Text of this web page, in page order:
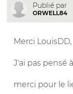
Publié par
ORWELL84
Merci LouisDD,
J'ai pas pensé
merci pour le